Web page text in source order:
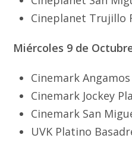
Cineplanet Trujillo
Miércoles 9 de
Cinemark
Cinemark Jockey
Cinemark San
UVK Platino